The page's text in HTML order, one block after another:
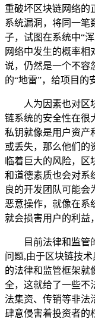
重破坏区块链网络的
系统漏洞，将同一笔
子，试图在系统中“
网络中发生的概率相
说，仍然是一个不容
的“地雷”，给项目的
人为因素也对区
链系统的安全性在很
私钥就像是用户资产
或丢失，那么他们的
临着巨大的风险，
和道德素质也会对系
良的开发团队可能
恶意操作，就像在系
就会损害用户的利益
目前法律和监管
问题,由于区块链技
的法律和监管框架就
全，这就给了一些不
法集资、传销等非法
肆意侵害着投资者的